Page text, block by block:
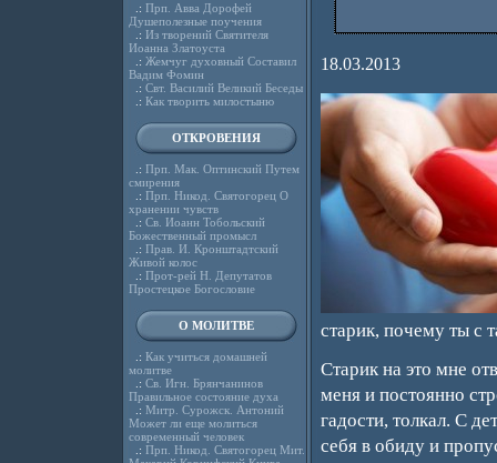
.: Прп. Авва Дорофей
Душеполезные поучения
.: Из творений Святителя
Иоанна Златоуста
.: Жемчуг духовный Составил
Вадим Фомин
.: Свт. Василий Великий Беседы
.: Как творить милостыню
ОТКРОВЕНИЯ
.: Прп. Мак. Оптинский Путем
смирения
.: Прп. Никод. Святогорец О
хранении чувств
.: Св. Иоанн Тобольский
Божественный промысл
.: Прав. И. Кронштадтский
Живой колос
.: Прот-рей Н. Депутатов
Простецкое Богословие
О МОЛИТВЕ
.: Как учиться домашней
молитве
.: Св. Игн. Брянчанинов
Правильное состояние духа
.: Митр. Сурожск. Антоний
Может ли еще молиться
современный человек
.: Прп. Никод. Святогорец Мит.
18.03.2013
старик, почему ты с
Старик на это мне
меня и постоянно
гадости, толкал. С
себя в обиду и